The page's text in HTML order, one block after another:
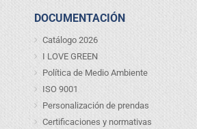
DOCUMENTACIÓN
Catálogo 2026
I LOVE GREEN
Política de Medio Ambiente
ISO 9001
Personalización de prendas
Certificaciones y normativas